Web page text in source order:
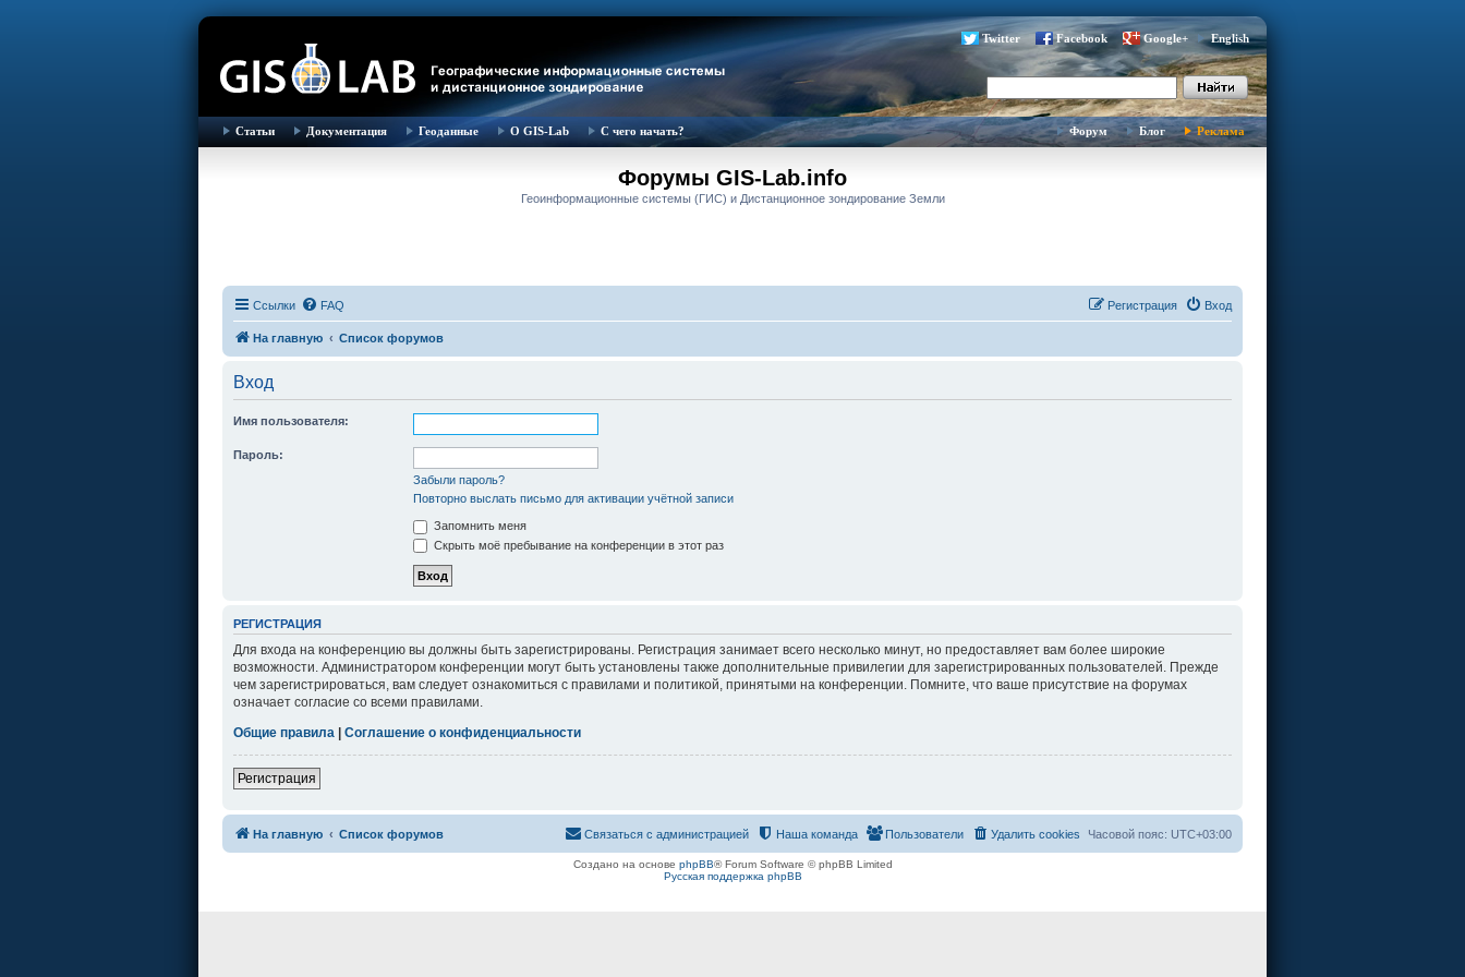
Twitter Facebook Google+ English
Статьи Документация Геоданные О GIS-Lab С чего начать? Форум Блог Реклама
Форумы GIS-Lab.info
Геоинформационные системы (ГИС) и Дистанционное зондирование Земли
Ссылки FAQ Вход
Регистрация
На главную Список форумов
Вход
Имя пользователя:
Пароль:
Забыли пароль?
Повторно выслать письмо для активации учётной записи
Запомнить меня
Скрыть моё пребывание на конференции в этот раз
РЕГИСТРАЦИЯ
Для входа на конференцию вы должны быть зарегистрированы. Регистрация занимает всего несколько минут, но предоставляет вам более широкие
возможности. Администратором конференции могут быть установлены также дополнительные привилегии для зарегистрированных пользователей. Прежде
чем зарегистрироваться, вам следует ознакомиться с правилами и политикой, принятыми на конференции. Помните, что ваше присутствие на форумах
означает согласие со всеми правилами.
Общие правила | Соглашение о конфиденциальности
Регистрация
На главную Список форумов Часовой пояс: UTC+03:00
Удалить cookies
Пользователи
Наша команда
Связаться с администрацией
Создано на основе phpBB® Forum Software © phpBB Limited
Русская поддержка phpBB